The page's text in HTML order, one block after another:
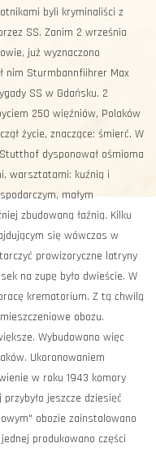
byli kryminaliści z
SS. Zanim 2 września
już wyznaczono
nim Sturmbannfiihrer Max
SS w Gdańsku. 2
250 więźniów, Polaków
życie, znaczące: śmierć. W
dysponował ośmioma
warsztatami: kuźnią i
małym
zbudowaną łaźnią. Kilku
się wówczas w
prowizoryczne latryny
na zupę było dwieście. W
krematorium. Z tą chwilą
obozu.
Wybudowano więc
Ukoronowaniem
w roku 1943 komory
jeszcze dziesięć
obozie zainstalowano
produkowano części